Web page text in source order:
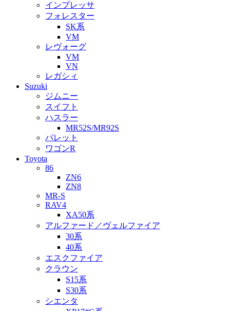
インプレッサ
フォレスター
SK系
VM
レヴォーグ
VM
VN
レガシィ
Suzuki
ジムニー
スイフト
ハスラー
MR52S/MR92S
パレット
ワゴンR
Toyota
86
ZN6
ZN8
MR-S
RAV4
XA50系
アルファード／ヴェルファイア
30系
40系
エスクファイア
クラウン
S15系
S30系
シエンタ